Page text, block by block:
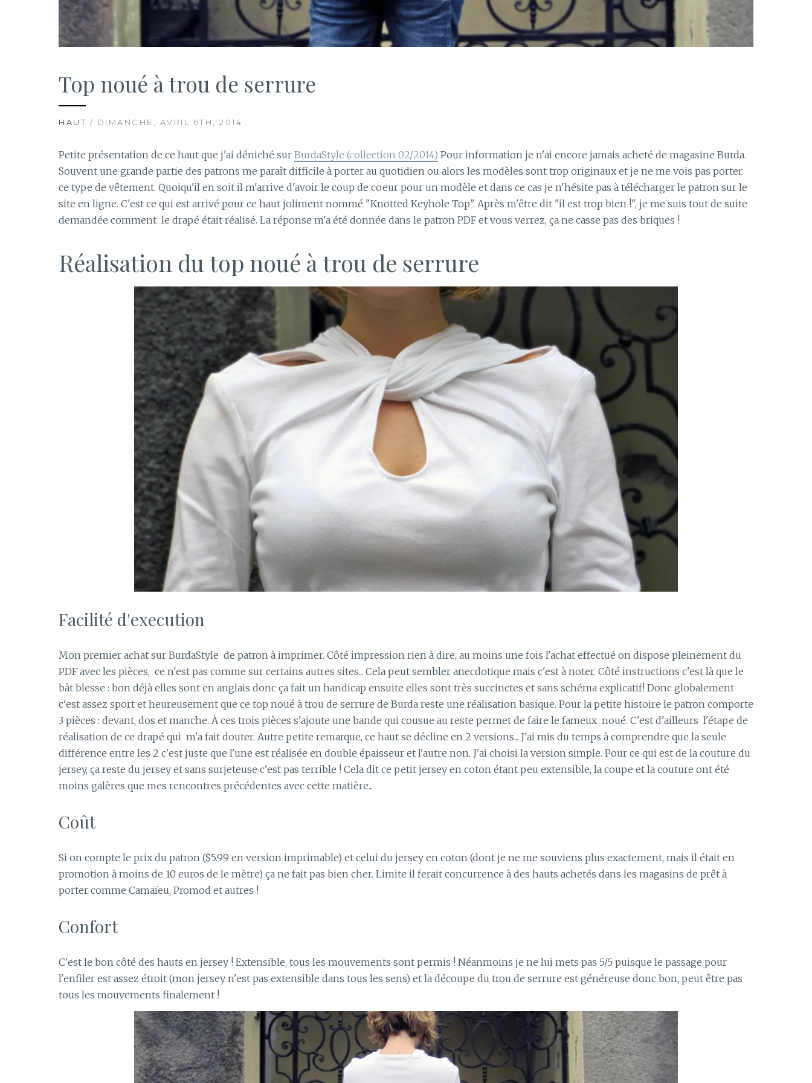
Top noué à trou de serrure
HAUT / DIMANCHE, AVRIL 6TH, 2014
Petite présentation de ce haut que j'ai déniché sur BurdaStyle (collection 02/2014) Pour information je n'ai encore jamais acheté de magasine Burda.
Souvent une grande partie des patrons me paraît difficile à porter au quotidien ou alors les modèles sont trop originaux et je ne me vois pas porter
ce type de vêtement. Quoiqu'il en soit il m'arrive d'avoir le coup de coeur pour un modèle et dans ce cas je n'hésite pas à télécharger le patron sur le
site en ligne. C'est ce qui est arrivé pour ce haut joliment nommé "Knotted Keyhole Top". Après m'être dit "il est trop bien !", je me suis tout de suite
demandée comment le drapé était réalisé. La réponse m'a été donnée dans le patron PDF et vous verrez, ça ne casse pas des briques !
Réalisation du top noué à trou de serrure
Facilité d'execution
Mon premier achat sur BurdaStyle de patron à imprimer. Côté impression rien à dire, au moins une fois l'achat effectué on dispose pleinement du
PDF avec les pièces, ce n'est pas comme sur certains autres sites... Cela peut sembler anecdotique mais c'est à noter. Côté instructions c'est là que le
bât blesse : bon déjà elles sont en anglais donc ça fait un handicap ensuite elles sont très succinctes et sans schéma explicatif! Donc globalement
c'est assez sport et heureusement que ce top noué à trou de serrure de Burda reste une réalisation basique. Pour la petite histoire le patron comporte
3 pièces : devant, dos et manche. À ces trois pièces s'ajoute une bande qui cousue au reste permet de faire le fameux noué. C'est d'ailleurs l'étape de
réalisation de ce drapé qui m'a fait douter. Autre petite remarque, ce haut se décline en 2 versions... J'ai mis du temps à comprendre que la seule
différence entre les 2 c'est juste que l'une est réalisée en double épaisseur et l'autre non. J'ai choisi la version simple. Pour ce qui est de la couture du
jersey, ça reste du jersey et sans surjeteuse c'est pas terrible ! Cela dit ce petit jersey en coton étant peu extensible, la coupe et la couture ont été
moins galères que mes rencontres précédentes avec cette matière...
Coût
Si on compte le prix du patron ($5.99 en version imprimable) et celui du jersey en coton (dont je ne me souviens plus exactement, mais il était en
promotion à moins de 10 euros de le mètre) ça ne fait pas bien cher. Limite il ferait concurrence à des hauts achetés dans les magasins de prêt à
porter comme Camaïeu, Promod et autres !
Confort
C'est le bon côté des hauts en jersey ! Extensible, tous les mouvements sont permis ! Néanmoins je ne lui mets pas 5/5 puisque le passage pour
l'enfiler est assez étroit (mon jersey n'est pas extensible dans tous les sens) et la découpe du trou de serrure est généreuse donc bon, peut être pas
tous les mouvements finalement !